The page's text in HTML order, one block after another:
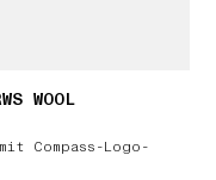
WOOL
Compass-Logo-